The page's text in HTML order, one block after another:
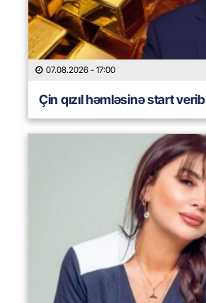
07.08.2026 - 17:00
Çin qızıl həmləsinə start verib